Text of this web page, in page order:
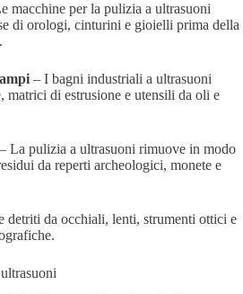
macchine per la pulizia a ultrasuoni
di orologi, cinturini e gioielli prima della
– I bagni industriali a ultrasuoni
matrici di estrusione e utensili da oli e
– La pulizia a ultrasuoni rimuove in modo
da reperti archeologici, monete e
detriti da occhiali, lenti, strumenti ottici e